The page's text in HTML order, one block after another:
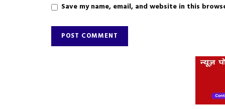
Save my name, email, and website in this